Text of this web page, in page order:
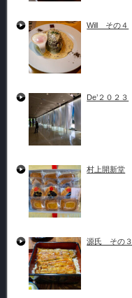
Will その４
De’２０２３
村上開新堂
源氏 その３